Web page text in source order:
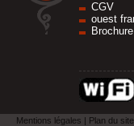
CGV
ouest
Mentions légales | Plan du site